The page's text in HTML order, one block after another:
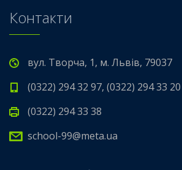
Контакти
вул. Творча, 1, м. Львів, 79037
(0322) 294 32 97, (0322) 294 33 20
(0322) 294 33 38
school-99@meta.ua